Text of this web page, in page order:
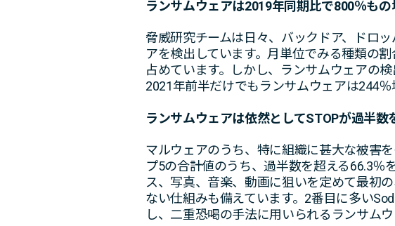
ランサムウェアは2019年同期比で800％もの
脅威研究チームは日々、バックドア、ドロ
アを検出しています。月単位でみる種類の
占めています。しかし、ランサムウェアの
2021年前半だけでもランサムウェアは244％
ランサムウェアは依然としてSTOPが過半数
マルウェアのうち、特に組織に甚大な被害
プ5の合計値のうち、過半数を超える66.3％
ス、写真、音楽、動画に狙いを定めて最初
ない仕組みも備えています。2番目に多い
し、二重恐喝の手法に用いられるランサムウ